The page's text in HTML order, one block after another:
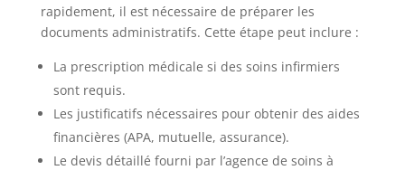
rapidement, il est nécessaire de préparer les
documents administratifs. Cette étape peut inclure :
La prescription médicale si des soins infirmiers
sont requis.
Les justificatifs nécessaires pour obtenir des aides
financières (APA, mutuelle, assurance).
Le devis détaillé fourni par l’agence de soins à